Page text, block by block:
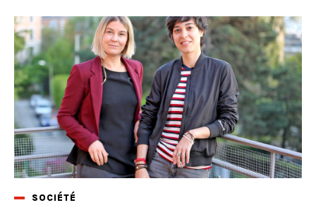
SOCIÉTÉ